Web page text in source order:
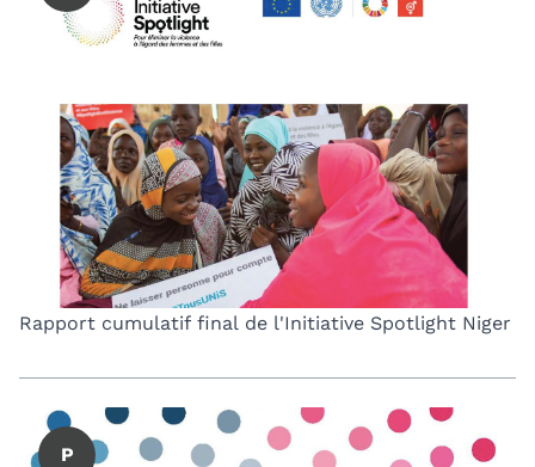
Rapport cumulatif final de l'Initiative Spotlight Niger
P